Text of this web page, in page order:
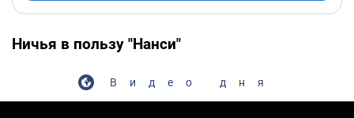
Ничья в пользу "Нанси"
Видео дня